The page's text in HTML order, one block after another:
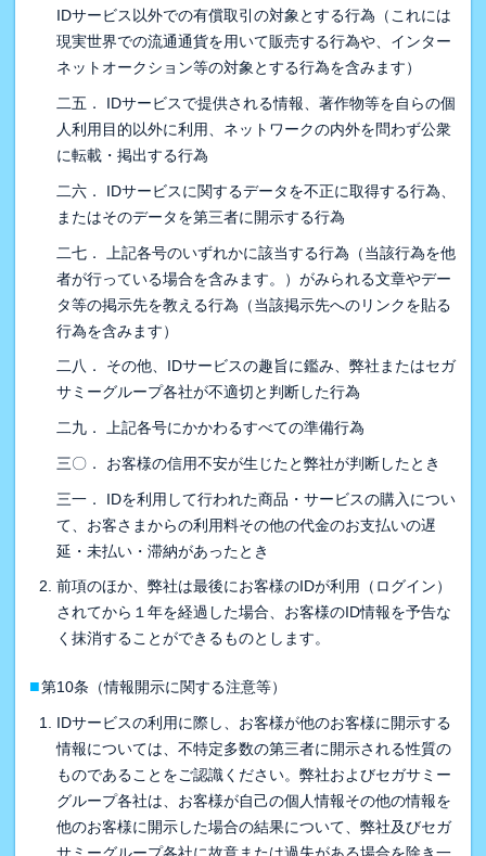
IDサービス以外での有償取引の対象とする行為（これには
現実世界での流通通貨を用いて販売する行為や、インター
ネットオークション等の対象とする行為を含みます）
二五． IDサービスで提供される情報、著作物等を自らの個
人利用目的以外に利用、ネットワークの内外を問わず公衆
に転載・掲出する行為
二六． IDサービスに関するデータを不正に取得する行為、
またはそのデータを第三者に開示する行為
二七． 上記各号のいずれかに該当する行為（当該行為を他
者が行っている場合を含みます。）がみられる文章やデー
タ等の掲示先を教える行為（当該掲示先へのリンクを貼る
行為を含みます）
二八． その他、IDサービスの趣旨に鑑み、弊社またはセガ
サミーグループ各社が不適切と判断した行為
二九． 上記各号にかかわるすべての準備行為
三〇． お客様の信用不安が生じたと弊社が判断したとき
三一． IDを利用して行われた商品・サービスの購入につい
て、お客さまからの利用料その他の代金のお支払いの遅
延・未払い・滞納があったとき
前項のほか、弊社は最後にお客様のIDが利用（ログイン）
されてから１年を経過した場合、お客様のID情報を予告な
く抹消することができるものとします。
■第10条（情報開示に関する注意等）
IDサービスの利用に際し、お客様が他のお客様に開示する
情報については、不特定多数の第三者に開示される性質の
ものであることをご認識ください。弊社およびセガサミー
グループ各社は、お客様が自己の個人情報その他の情報を
他のお客様に開示した場合の結果について、弊社及びセガ